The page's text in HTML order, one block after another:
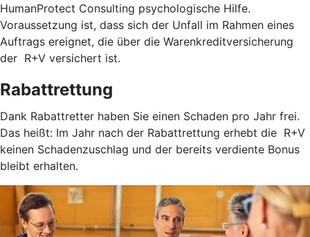
HumanProtect Consulting psychologische Hilfe.
Voraussetzung ist, dass sich der Unfall im Rahmen eines
Auftrags ereignet, die über die Warenkreditversicherung
der R+V versichert ist.
Rabattrettung
Dank Rabattretter haben Sie einen Schaden pro Jahr frei.
Das heißt: Im Jahr nach der Rabattrettung erhebt die R+V
keinen Schadenzuschlag und der bereits verdiente Bonus
bleibt erhalten.